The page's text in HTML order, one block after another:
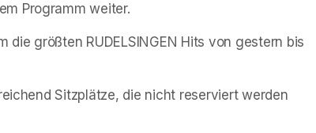
Programm weiter.
größten RUDELSINGEN Hits von gestern bis
Sitzplätze, die nicht reserviert werden